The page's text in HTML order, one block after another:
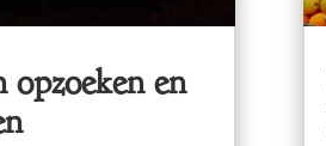
opzoeken en